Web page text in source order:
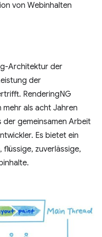
von Webinhalten
Architektur der
der
RenderingNG
als acht Jahren
gemeinsamen Arbeit
Es bietet ein
zuverlässige,